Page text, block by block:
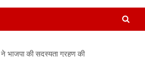
Today, Breaking
News in
ने भाजपा की सदस्यता ग्रहण की